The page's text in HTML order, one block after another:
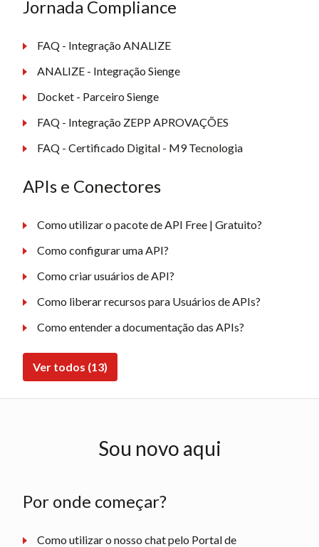
Jornada Compliance
FAQ - Integração ANALIZE
ANALIZE - Integração Sienge
Docket - Parceiro Sienge
FAQ - Integração ZEPP APROVAÇÕES
FAQ - Certificado Digital - M9 Tecnologia
APIs e Conectores
Como utilizar o pacote de API Free | Gratuito?
Como configurar uma API?
Como criar usuários de API?
Como liberar recursos para Usuários de APIs?
Como entender a documentação das APIs?
Ver todos (13)
Sou novo aqui
Por onde começar?
Como utilizar o nosso chat pelo Portal de